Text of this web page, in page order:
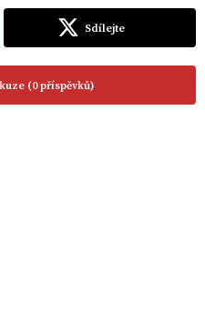
Sdílejte
(0 příspěvků)